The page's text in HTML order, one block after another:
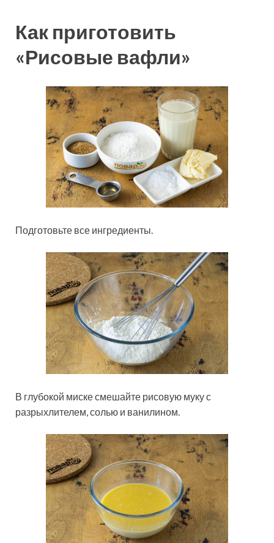
Как приготовить
«Рисовые вафли»
Подготовьте все ингредиенты.
В глубокой миске смешайте рисовую муку с
разрыхлителем, солью и ванилином.